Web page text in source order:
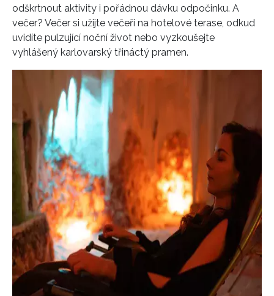
odškrtnout aktivity i pořádnou dávku odpočinku. A
večer? Večer si užijte večeři na hotelové terase, odkud
uvidíte pulzující noční život nebo vyzkoušejte
vyhlášený karlovarský třináctý pramen.